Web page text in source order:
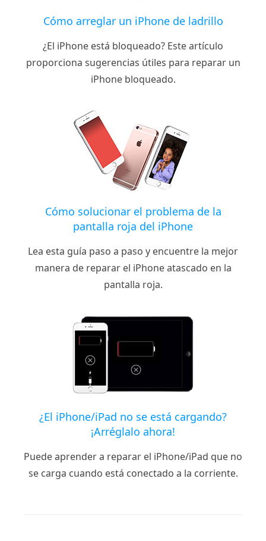
Cómo arreglar un iPhone de ladrillo
¿El iPhone está bloqueado? Este artículo
proporciona sugerencias útiles para reparar un
iPhone bloqueado.
Cómo solucionar el problema de la
pantalla roja del iPhone
Lea esta guía paso a paso y encuentre la mejor
manera de reparar el iPhone atascado en la
pantalla roja.
¿El iPhone/iPad no se está cargando?
¡Arréglalo ahora!
Puede aprender a reparar el iPhone/iPad que no
se carga cuando está conectado a la corriente.